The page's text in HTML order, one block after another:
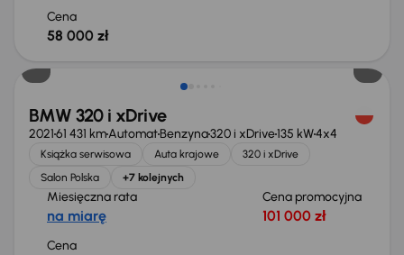
Cena
58 000 zł
BMW 320 i xDrive
202161 431 kmAutomatBenzyna320 i xDrive135 kW4x4
Książka serwisowa Auta krajowe
320 i xDrive
Salon Polska
+7 kolejnych
Miesięczna rata
na miarę
Cena promocyjna
101 000 zł
Cena